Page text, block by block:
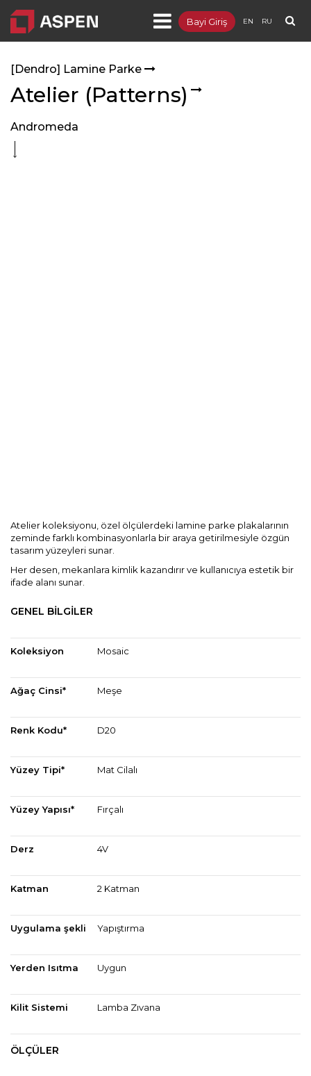
EN RU
Bayi Giriş
[Dendro] Lamine Parke
Atelier (Patterns)
Andromeda
Atelier koleksiyonu, özel ölçülerdeki lamine parke plakalarının
zeminde farklı kombinasyonlarla bir araya getirilmesiyle özgün
tasarım yüzeyleri sunar.
Her desen, mekanlara kimlik kazandırır ve kullanıcıya estetik bir
ifade alanı sunar.
GENEL BİLGİLER
Koleksiyon Mosaic
Ağaç Cinsi* Meşe
Renk Kodu* D20
Yüzey Tipi* Mat Cilalı
Yüzey Yapısı* Fırçalı
Derz 4V
Katman 2 Katman
Uygulama şekli Yapıştırma
Yerden Isıtma Uygun
Kilit Sistemi Lamba Zıvana
ÖLÇÜLER